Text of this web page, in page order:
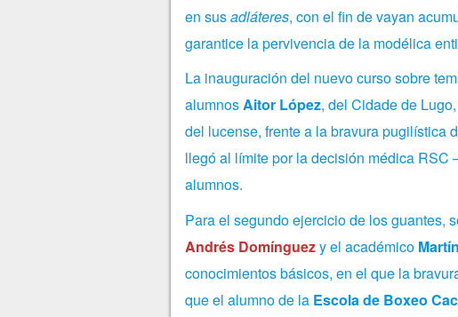
en susadláteres, con el fin de vayan
garantice la pervivencia de la modélica
La inauguración del nuevo curso sobre
alumnosAitor López, del Cidade de
del lucense, frente a la bravura pugilística
llegó al límite por la decisión médica RSC
alumnos.
Parael segundo ejercicio de los guantes,
Andrés Domínguezy el académico
conocimientos básicos, en el que la
que el alumno de la Escola de Boxeo